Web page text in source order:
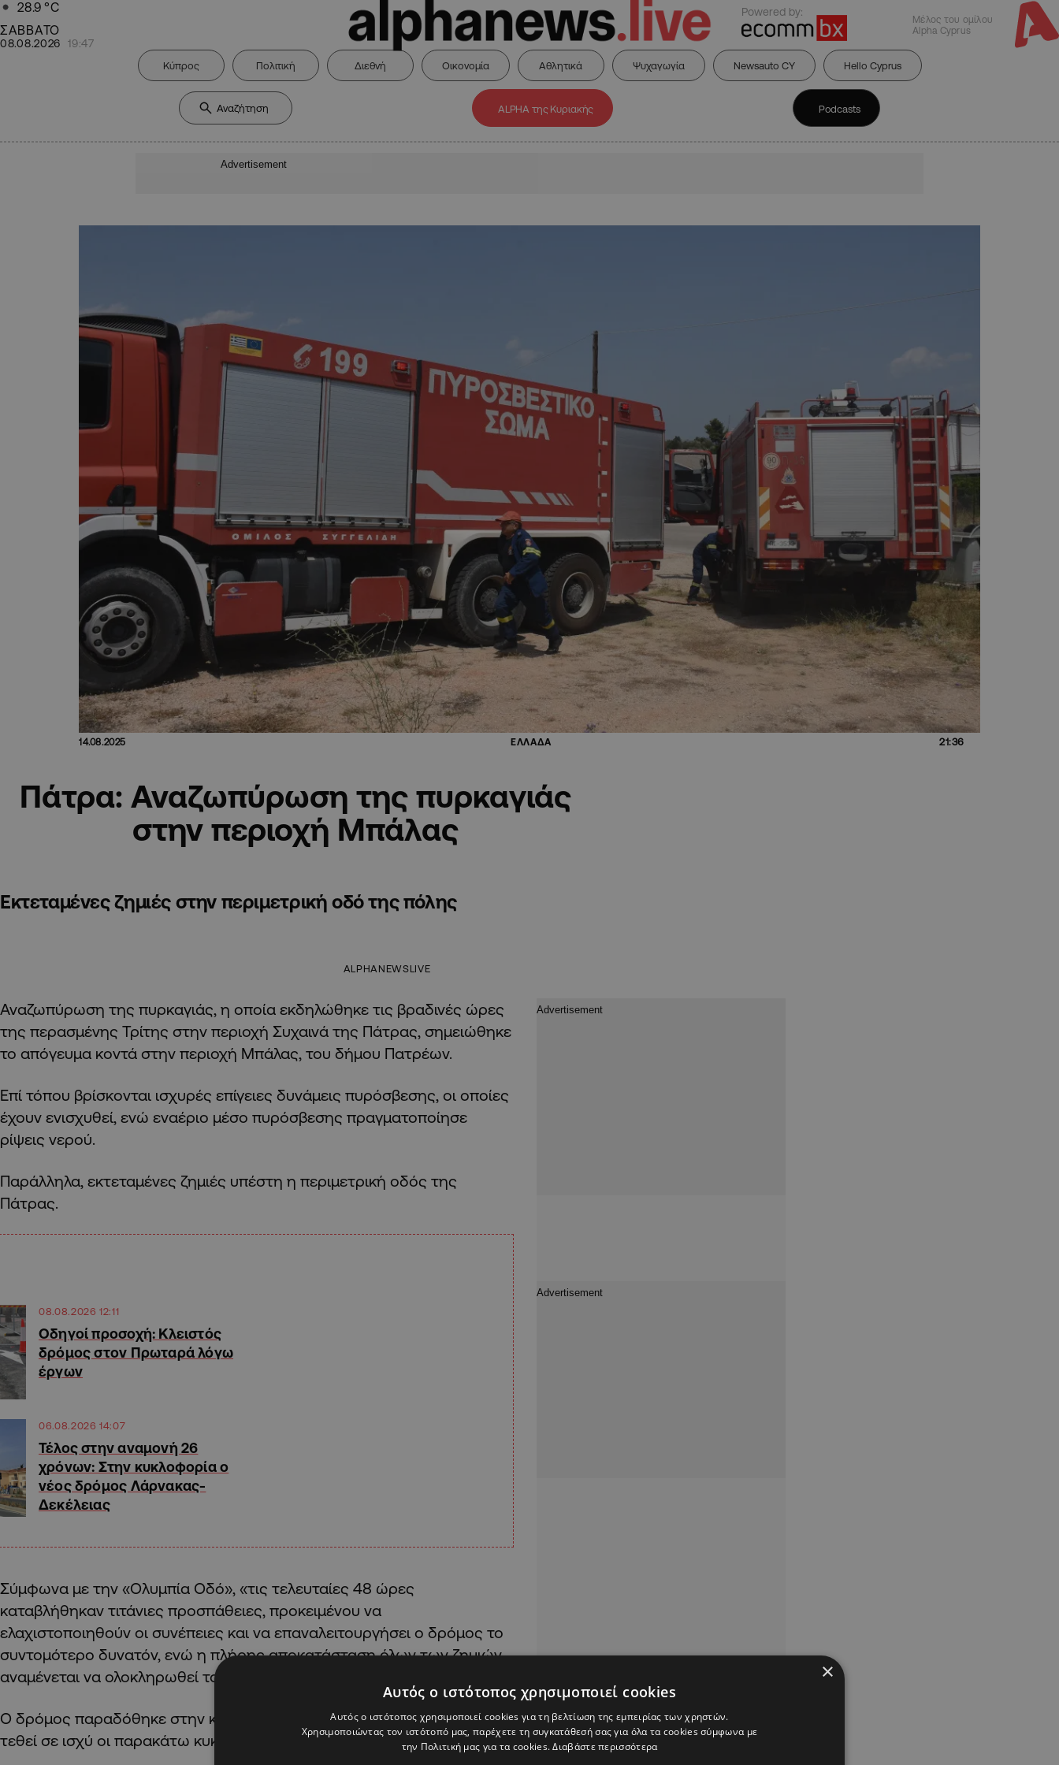
28.9 °C
ΣΑΒΒΑΤΟ
08.08.2026 19:47
Powered by:
Μέλος του ομίλου
Alpha Cyprus
Κύπρος Πολιτική Διεθνή Οικονομία Αθλητικά Ψυχαγωγία Newsauto CY Hello Cyprus
ALPHA της Κυριακής Podcasts
Advertisement
14.08.2025 ΕΛΛΑΔΑ 21:36
Πάτρα: Αναζωπύρωση της πυρκαγιάς
στην περιοχή Μπάλας
Εκτεταμένες ζημιές στην περιμετρική οδό της πόλης
ALPHANEWSLIVE
Αναζωπύρωση της πυρκαγιάς, η οποία εκδηλώθηκε τις βραδινές ώρες
της περασμένης Τρίτης στην περιοχή Συχαινά της Πάτρας, σημειώθηκε
το απόγευμα κοντά στην περιοχή Μπάλας, του δήμου Πατρέων.
Επί τόπου βρίσκονται ισχυρές επίγειες δυνάμεις πυρόσβεσης, οι οποίες
έχουν ενισχυθεί, ενώ εναέριο μέσο πυρόσβεσης πραγματοποίησε
ρίψεις νερού.
Παράλληλα, εκτεταμένες ζημιές υπέστη η περιμετρική οδός της
Πάτρας.
08.08.2026 12:11
Οδηγοί προσοχή: Κλειστός
δρόμος στον Πρωταρά λόγω
έργων
06.08.2026 14:07
Τέλος στην αναμονή 26
χρόνων: Στην κυκλοφορία ο
νέος δρόμος Λάρνακας-
Δεκέλειας
Σύμφωνα με την «Ολυμπία Οδό», «τις τελευταίες 48 ώρες
καταβλήθηκαν τιτάνιες προσπάθειες, προκειμένου να
ελαχιστοποιηθούν οι συνέπειες και να επαναλειτουργήσει ο δρόμος το
συντομότερο δυνατόν, ενώ η πλήρης αποκατάσταση όλων των ζημιών
αναμένεται να ολοκληρωθεί το επόμενο χρονικό διάστημα».
Ο δρόμος παραδόθηκε στην κυκλοφορία το απόγευμα, αλλά έχουν
τεθεί σε ισχύ οι παρακάτω κυκλοφοριακές ρυθμίσεις:
×
Αυτός ο ιστότοπος χρησιμοποιεί cookies
Αυτός ο ιστότοπος χρησιμοποιεί cookies για τη βελτίωση της εμπειρίας των χρηστών.
Χρησιμοποιώντας τον ιστότοπό μας, παρέχετε τη συγκατάθεσή σας για όλα τα cookies σύμφωνα με
την Πολιτική μας για τα cookies.Διαβάστε περισσότερα